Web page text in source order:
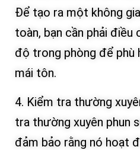
Để tạo ra một không
toàn, bạn cần phải
độ trong phòng để phù
mái tôn.
4. Kiểm tra thường
tra thường xuyên phun
đảm bảo rằng nó hoạt